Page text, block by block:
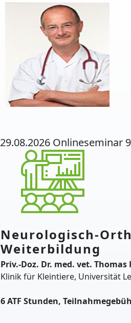
29.08.2026 Onlineseminar
Neurologisch-
Weiterbildung
Priv.-Doz. Dr. med. vet. Thomas
Klinik für Kleintiere, Universität
6 ATF Stunden,